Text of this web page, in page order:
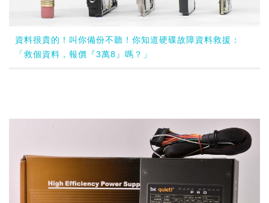
資料很貴的！叫你備份不聽！你知道硬碟故障資料救援：
「救個資料，報價『3萬8』嗎？」